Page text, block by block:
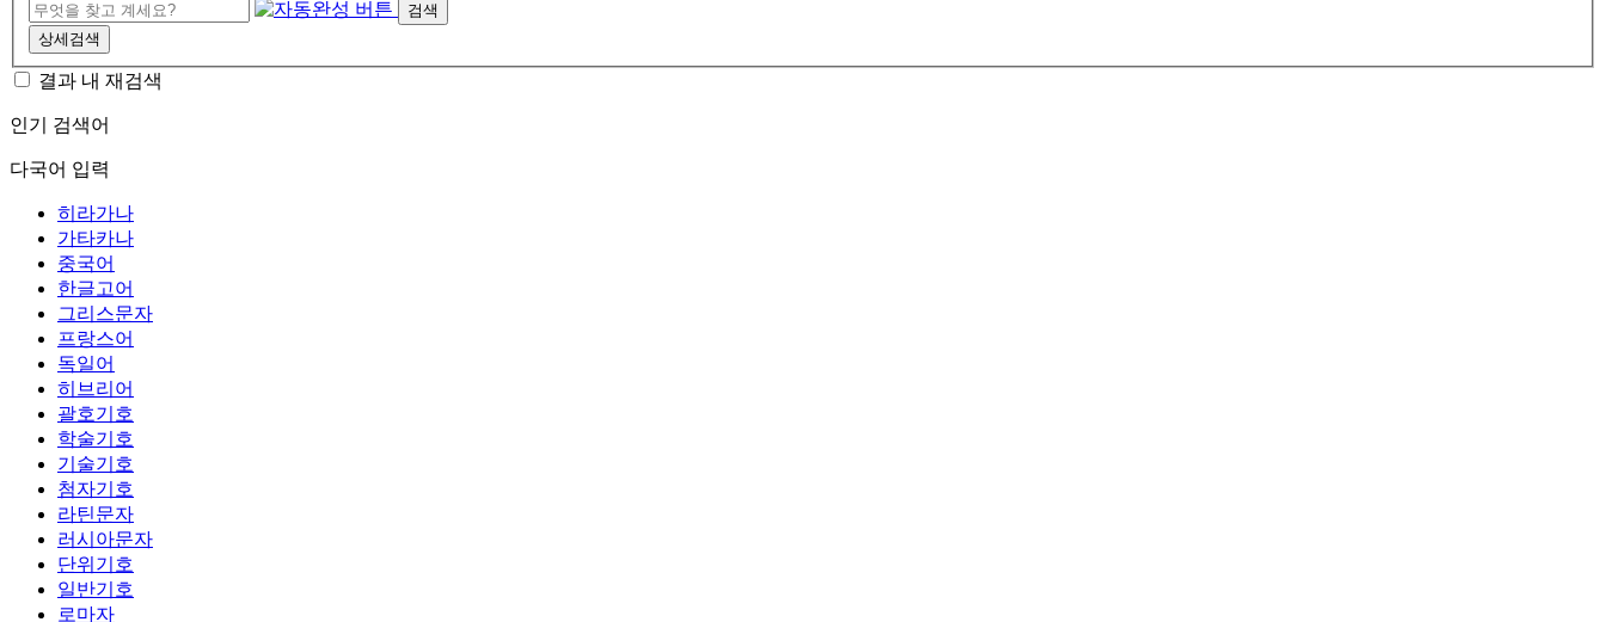
검색
상세검색
결과 내 재검색
인기 검색어
다국어 입력
히라가나
가타카나
중국어
한글고어
그리스문자
프랑스어
독일어
히브리어
괄호기호
학술기호
기술기호
첨자기호
라틴문자
러시아문자
단위기호
일반기호
로마자